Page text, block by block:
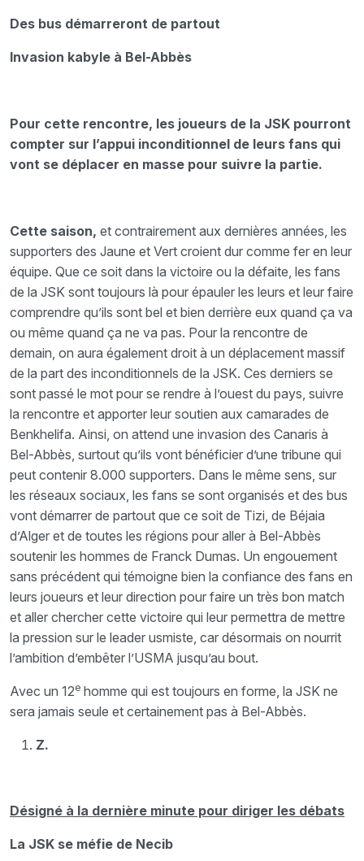
Des bus démarreront de partout
Invasion kabyle à Bel-Abbès
Pour cette rencontre, les joueurs de la JSK pourront
compter sur l’appui inconditionnel de leurs fans qui
vont se déplacer en masse pour suivre la partie.
Cette saison, et contrairement aux dernières années, les
supporters des Jaune et Vert croient dur comme fer en leur
équipe. Que ce soit dans la victoire ou la défaite, les fans
de la JSK sont toujours là pour épauler les leurs et leur faire
comprendre qu’ils sont bel et bien derrière eux quand ça va
ou même quand ça ne va pas. Pour la rencontre de
demain, on aura également droit à un déplacement massif
de la part des inconditionnels de la JSK. Ces derniers se
sont passé le mot pour se rendre à l’ouest du pays, suivre
la rencontre et apporter leur soutien aux camarades de
Benkhelifa. Ainsi, on attend une invasion des Canaris à
Bel-Abbès, surtout qu’ils vont bénéficier d’une tribune qui
peut contenir 8.000 supporters. Dans le même sens, sur
les réseaux sociaux, les fans se sont organisés et des bus
vont démarrer de partout que ce soit de Tizi, de Béjaia
d’Alger et de toutes les régions pour aller à Bel-Abbès
soutenir les hommes de Franck Dumas. Un engouement
sans précédent qui témoigne bien la confiance des fans en
leurs joueurs et leur direction pour faire un très bon match
et aller chercher cette victoire qui leur permettra de mettre
la pression sur le leader usmiste, car désormais on nourrit
l’ambition d’embêter l’USMA jusqu’au bout.
Avec un 12e homme qui est toujours en forme, la JSK ne
sera jamais seule et certainement pas à Bel-Abbès.
Z.
Désigné à la dernière minute pour diriger les débats
La JSK se méfie de Necib